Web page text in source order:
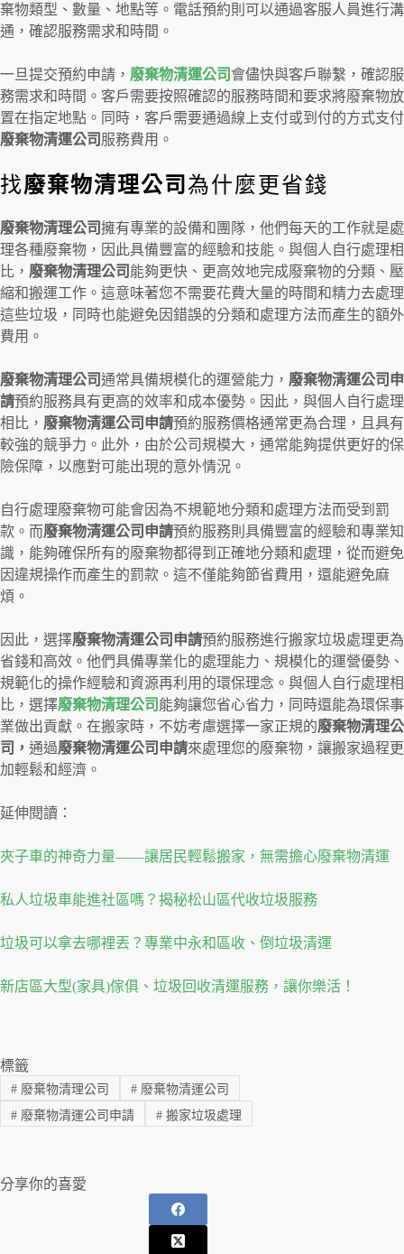
棄物類型、數量、地點等。電話預約則可以通過客服人員進行溝
通，確認服務需求和時間。
一旦提交預約申請， 廢棄物清運公司 會儘快與客戶聯繫，確認服
務需求和時間。客戶需要按照確認的服務時間和要求將廢棄物放
置在指定地點。同時，客戶需要通過線上支付或到付的方式支付
廢棄物清運公司 服務費用。
找廢棄物清理公司 為什麼更省錢
廢棄物清理公司擁有專業的設備和團隊，他們每天的工作就是處
理各種廢棄物，因此具備豐富的經驗和技能。與個人自行處理相
比， 廢棄物清理公司 能夠更快、更高效地完成廢棄物的分類、壓
縮和搬運工作。這意味著您不需要花費大量的時間和精力去處理
這些垃圾，同時也能避免因錯誤的分類和處理方法而產生的額外
費用。
廢棄物清理公司通常具備規模化的運營能力， 廢棄物清運公司申
請預約服務具有更高的效率和成本優勢。因此，與個人自行處理
相比， 廢棄物清運公司申請預約服務價格通常更為合理，且具有
較強的競爭力。此外，由於公司規模大，通常能夠提供更好的保
險保障，以應對可能出現的意外情況。
自行處理廢棄物可能會因為不規範地分類和處理方法而受到罰
款。而廢棄物清運公司申請預約服務則具備豐富的經驗和專業知
識，能夠確保所有的廢棄物都得到正確地分類和處理，從而避免
因違規操作而產生的罰款。這不僅能夠節省費用，還能避免麻
煩。
因此，選擇廢棄物清運公司申請預約服務進行搬家垃圾處理更為
省錢和高效。他們具備專業化的處理能力、規模化的運營優勢、
規範化的操作經驗和資源再利用的環保理念。與個人自行處理相
比，選擇廢棄物清理公司 能夠讓您省心省力，同時還能為環保事
業做出貢獻。在搬家時，不妨考慮選擇一家正規的廢棄物清理公
司， 通過廢棄物清運公司申請來處理您的廢棄物，讓搬家過程更
加輕鬆和經濟。
延伸閱讀：
夾子車的神奇力量——讓居民輕鬆搬家，無需擔心廢棄物清運
私人垃圾車能進社區嗎？揭秘松山區代收垃圾服務
垃圾可以拿去哪裡丟？專業中永和區收、倒垃圾清運
新店區大型(家具)傢俱、垃圾回收清運服務，讓你樂活！
標籤
#廢棄物清理公司 #廢棄物清運公司
#廢棄物清運公司申請 #搬家垃圾處理
分享你的喜愛